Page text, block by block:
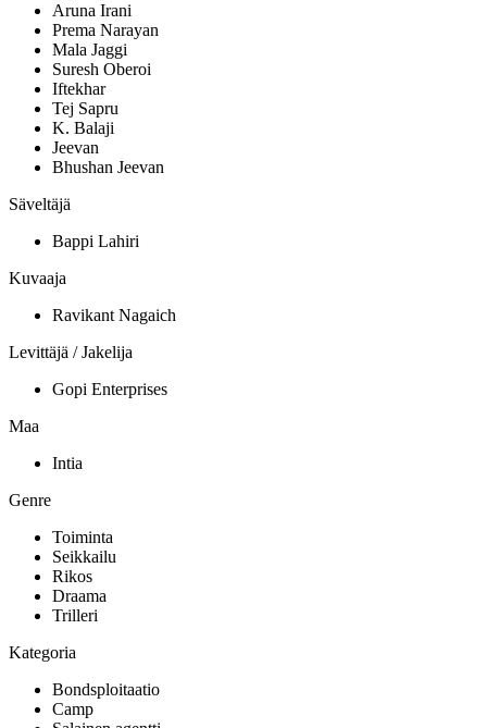
Aruna Irani
Prema Narayan
Mala Jaggi
Suresh Oberoi
Iftekhar
Tej Sapru
K. Balaji
Jeevan
Bhushan Jeevan
Säveltäjä
Bappi Lahiri
Kuvaaja
Ravikant Nagaich
Levittäjä / Jakelija
Gopi Enterprises
Maa
Intia
Genre
Toiminta
Seikkailu
Rikos
Draama
Trilleri
Kategoria
Bondsploitaatio
Camp